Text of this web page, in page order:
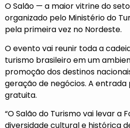
O Salão — a maior vitrine do
organizado pelo Ministério do
pela primeira vez no Nordeste.
O evento vai reunir toda a
turismo brasileiro em um
promoção dos destinos
geração de negócios. A
gratuita.
“O Salão do Turismo vai levar a
diversidade cultural e histórica